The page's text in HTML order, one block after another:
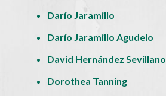
Darío Jaramillo
Darío Jaramillo Agudelo
David Hernández Sevillano
Dorothea Tanning